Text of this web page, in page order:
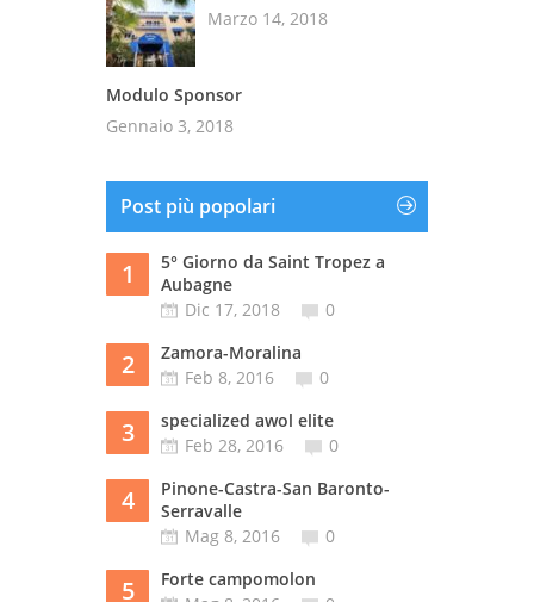
Marzo 14, 2018
Modulo Sponsor
Gennaio 3, 2018
Post più popolari
1
5° Giorno da Saint Tropez a
Aubagne
Dic 17, 2018
0
2
Zamora-Moralina
Feb 8, 2016
0
3
specialized awol elite
Feb 28, 2016
0
4
Pinone-Castra-San Baronto-
Serravalle
Mag 8, 2016
0
5
Forte campomolon